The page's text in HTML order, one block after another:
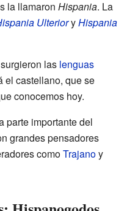
la llamaron Hispania. La
UlterioryHispania
las lenguas
el castellano, que se
conocemos hoy.
parte importante del
grandes pensadores
comoTrajanoy